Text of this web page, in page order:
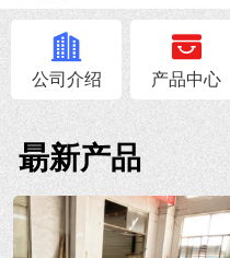
喷砂、抛丸的区
钣金加工展开
公司介绍 产品中心
朂新产品